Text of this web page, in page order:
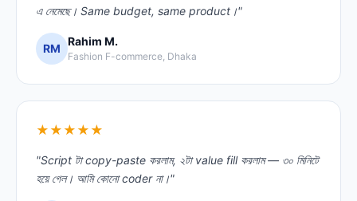
এ নেমেছে। Same budget, same product।"
RM
Rahim M.
Fashion F-commerce, Dhaka
★★★★★
"Script টা copy-paste করলাম, ২টা value fill করলাম — ৩০ মিনিটে
হয়ে গেল। আমি কোনো coder না।"